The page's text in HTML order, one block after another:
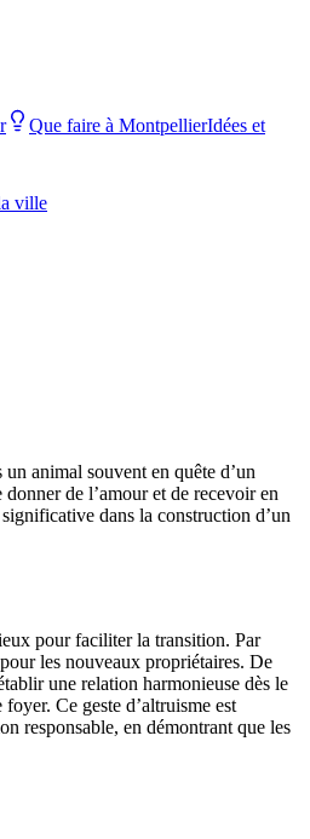
Que faire à MontpellierIdées et
ville
animal souvent en quête d’un
de l’amour et de recevoir en
dans la construction d’un
pour faciliter la transition. Par
les nouveaux propriétaires. De
une relation harmonieuse dès le
Ce geste d’altruisme est
responsable, en démontrant que les